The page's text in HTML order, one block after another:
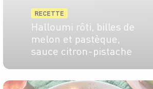
RECETTE
Halloumi rôti, billes de
melon et pastèque,
sauce citron-pistache